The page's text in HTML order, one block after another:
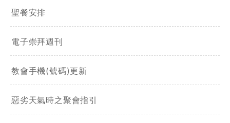
聖餐安排
電子崇拜週刊
教會手機(號碼)更新
惡劣天氣時之聚會指引